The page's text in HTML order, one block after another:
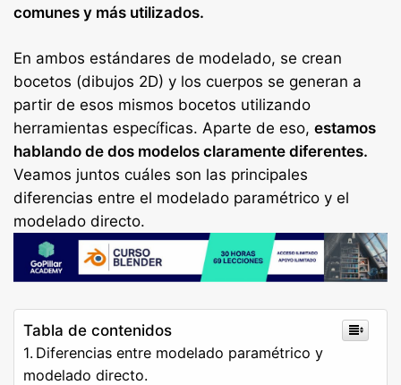
comunes y más utilizados.
En ambos estándares de modelado, se crean
bocetos (dibujos 2D) y los cuerpos se generan a
partir de esos mismos bocetos utilizando
herramientas específicas. Aparte de eso, estamos
hablando de dos modelos claramente diferentes.
Veamos juntos cuáles son las principales
diferencias entre el modelado paramétrico y el
modelado directo.
Tabla de contenidos
Diferencias entre modelado paramétrico y
modelado directo.